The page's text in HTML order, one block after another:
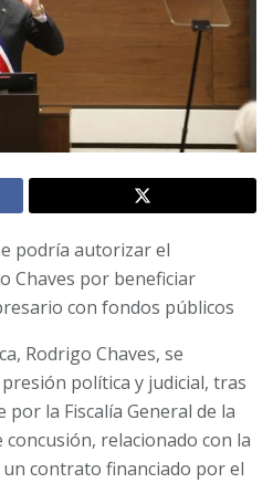
podría autorizar el
Chaves por beneficiar
con fondos públicos
Rodrigo Chaves, se
política y judicial, tras
la Fiscalía General de la
relacionado con la
contrato financiado por el